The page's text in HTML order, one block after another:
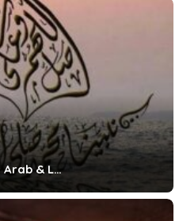
Arab & L…